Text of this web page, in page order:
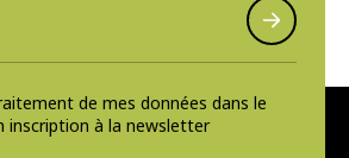
de mes données dans le
inscription à la newsletter